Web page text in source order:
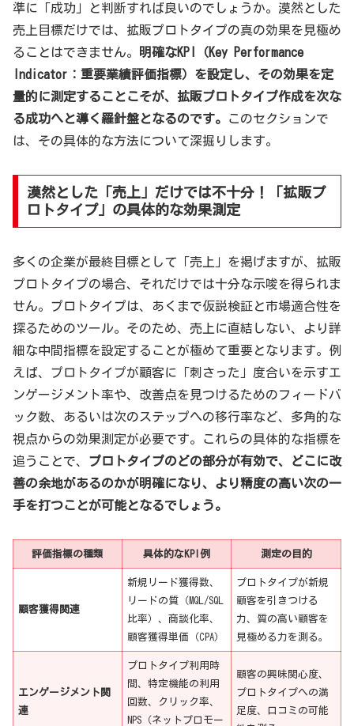
準に「成功」と判断すれば良いのでしょうか。漠然とした
売上目標だけでは、拡販プロトタイプの真の効果を見極め
ることはできません。
明確なKPI（Key Performance
Indicator：重要業績評価指標）を設定し、その効果を定
量的に測定することこそが、拡販プロトタイプ作成を次な
る成功へと導く羅針盤となるのです。
このセクションで
は、その具体的な方法について深掘りします。
漠然とした「売上」だけでは不十分！「拡販プ
ロトタイプ」の具体的な効果測定
多くの企業が最終目標として「売上」を掲げますが、拡販
プロトタイプの場合、それだけでは十分な示唆を得られま
せん。プロトタイプは、あくまで仮説検証と市場適合性を
探るためのツール。そのため、売上に直結しない、より詳
細な中間指標を設定することが極めて重要となります。例
えば、プロトタイプが顧客に「刺さった」度合いを示すエ
ンゲージメント率や、改善点を見つけるためのフィードバ
ック数、あるいは次のステップへの移行率など、多角的な
視点からの効果測定が必要です。これらの具体的な指標を
追うことで、 プロトタイプのどの部分が有効で、どこに改
善の余地があるのかが明確になり、より精度の高い次の一
手を打つことが可能となるでしょう。
評価指標の種類 具体的なKPI例 測定の目的
顧客獲得関連
新規リード獲得数、
リードの質（MQL/SQL
比率）、商談化率、
顧客獲得単価（CPA）
プロトタイプが新規
顧客を引きつける
力、質の高い顧客を
見極める力を測る。
エンゲージメント関
連
プロトタイプ利用時
間、特定機能の利用
回数、クリック率、
NPS（ネットプロモー
顧客の興味関心度、
プロトタイプへの満
足度、口コミの可能